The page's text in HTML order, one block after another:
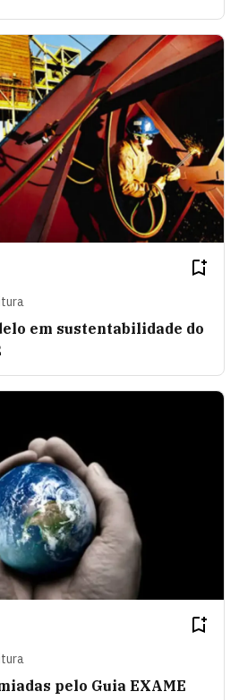
em sustentabilidade do
pelo Guia EXAME